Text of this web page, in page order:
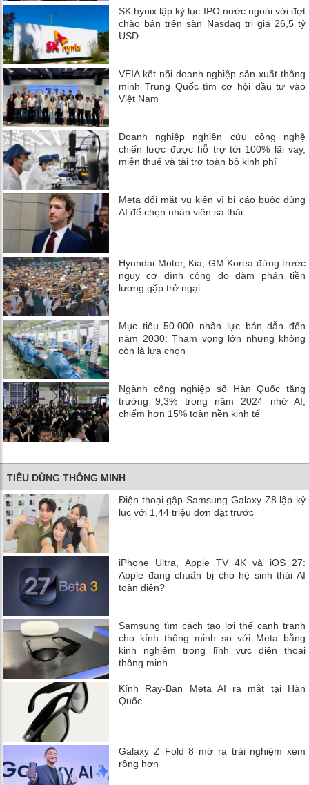
SK hynix lập kỷ lục IPO nước ngoài với đợt
chào bán trên sàn Nasdaq trị giá 26,5 tỷ
USD
VEIA kết nối doanh nghiệp sản xuất thông
minh Trung Quốc tìm cơ hội đầu tư vào
Việt Nam
Doanh nghiệp nghiên cứu công nghệ
chiến lược được hỗ trợ tới 100% lãi vay,
miễn thuế và tài trợ toàn bộ kinh phí
Meta đối mặt vụ kiện vì bị cáo buộc dùng
AI để chọn nhân viên sa thải
Hyundai Motor, Kia, GM Korea đứng trước
nguy cơ đình công do đàm phán tiền
lương gặp trở ngại
Mục tiêu 50.000 nhân lực bán dẫn đến
năm 2030: Tham vọng lớn nhưng không
còn là lựa chọn
Ngành công nghiệp số Hàn Quốc tăng
trưởng 9,3% trong năm 2024 nhờ AI,
chiếm hơn 15% toàn nền kinh tế
TIÊU DÙNG THÔNG MINH
Điện thoại gập Samsung Galaxy Z8 lập kỷ
lục với 1,44 triệu đơn đặt trước
iPhone Ultra, Apple TV 4K và iOS 27:
Apple đang chuẩn bị cho hệ sinh thái AI
toàn diện?
Samsung tìm cách tạo lợi thế cạnh tranh
cho kính thông minh so với Meta bằng
kinh nghiệm trong lĩnh vực điện thoại
thông minh
Kính Ray-Ban Meta AI ra mắt tại Hàn
Quốc
Galaxy Z Fold 8 mở ra trải nghiệm xem
rộng hơn